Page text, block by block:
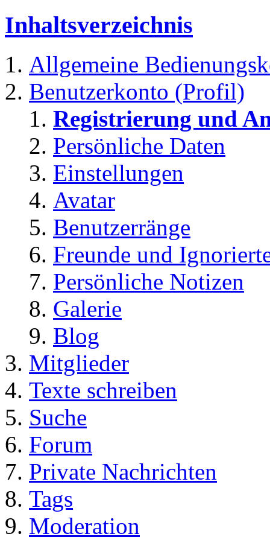
Inhaltsverzeichnis
Allgemeine
Benutzerkonto (Profil)
Registrierung und
Persönliche Daten
Einstellungen
Avatar
Benutzerränge
Freunde und
Persönliche Notizen
Galerie
Blog
Mitglieder
Texte schreiben
Suche
Forum
Private Nachrichten
Tags
Moderation